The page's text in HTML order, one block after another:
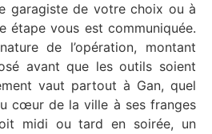
garagiste de votre choix ou à
étape vous est communiquée.
de l’opération, montant
avant que les outils soient
vaut partout à Gan, quel
cœur de la ville à ses franges
midi ou tard en soirée, un